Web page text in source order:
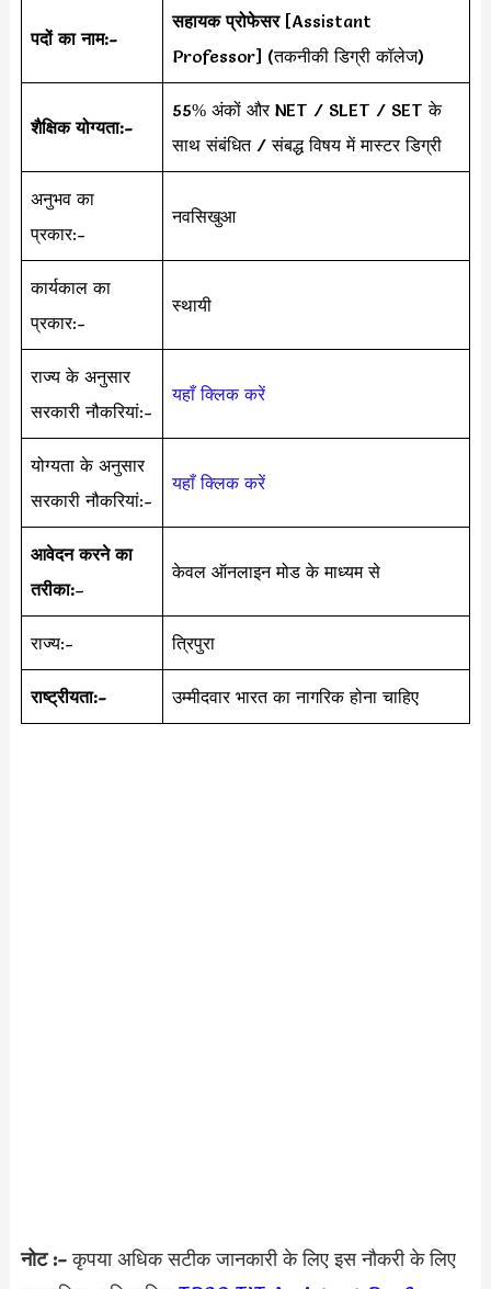
पदों का नाम:-
सहायक प्रोफेसर [Assistant
Professor] (तकनीकी डिग्री कॉलेज)
शैक्षिक योग्यता:-
55% अंकों और NET / SLET / SET के
साथ संबंधित / संबद्ध विषय में मास्टर डिग्री
अनुभव का
प्रकार:-
नवसिखुआ
कार्यकाल का
प्रकार:-
स्थायी
राज्य के अनुसार
सरकारी नौकरियां:-
यहाँ क्लिक करें
योग्यता के अनुसार
सरकारी नौकरियां:-
यहाँ क्लिक करें
आवेदन करने का
तरीका:–
केवल ऑनलाइन मोड के माध्यम से
राज्य:- त्रिपुरा
राष्ट्रीयता:- उम्मीदवार भारत का नागरिक होना चाहिए
नोट :-कृपया अधिक सटीक जानकारी के लिए इस नौकरी के लिए